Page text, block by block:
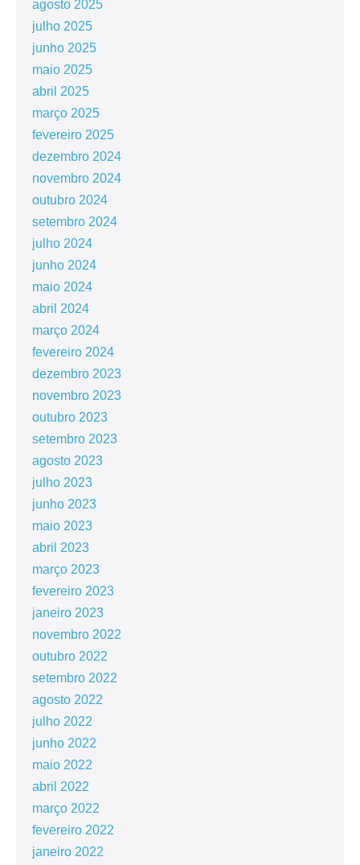
agosto 2025
julho 2025
junho 2025
maio 2025
abril 2025
março 2025
fevereiro 2025
dezembro 2024
novembro 2024
outubro 2024
setembro 2024
julho 2024
junho 2024
maio 2024
abril 2024
março 2024
fevereiro 2024
dezembro 2023
novembro 2023
outubro 2023
setembro 2023
agosto 2023
julho 2023
junho 2023
maio 2023
abril 2023
março 2023
fevereiro 2023
janeiro 2023
novembro 2022
outubro 2022
setembro 2022
agosto 2022
julho 2022
junho 2022
maio 2022
abril 2022
março 2022
fevereiro 2022
janeiro 2022